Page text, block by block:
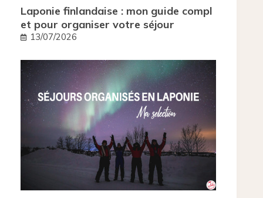
Laponie finlandaise : mon guide compl
et pour organiser votre séjour
13/07/2026